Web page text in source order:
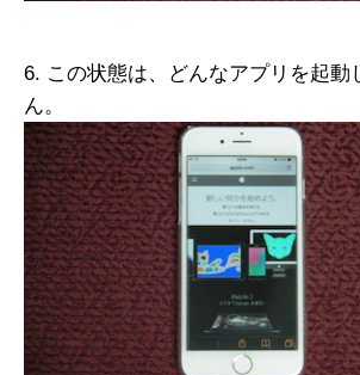
6. この状態は、どんなアプリを起動
ん。